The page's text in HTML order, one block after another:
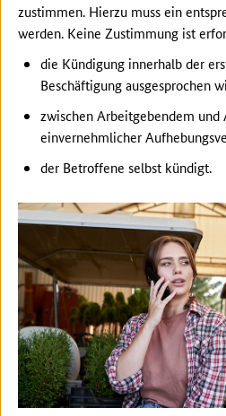
zustimmen. Hierzu muss ein
werden. Keine Zustimmung ist
die Kündigung innerhalb der
Beschäftigung ausgesprochen
zwischen Arbeitgebendem
einvernehmlicher
der Betroffene selbst kündigt.